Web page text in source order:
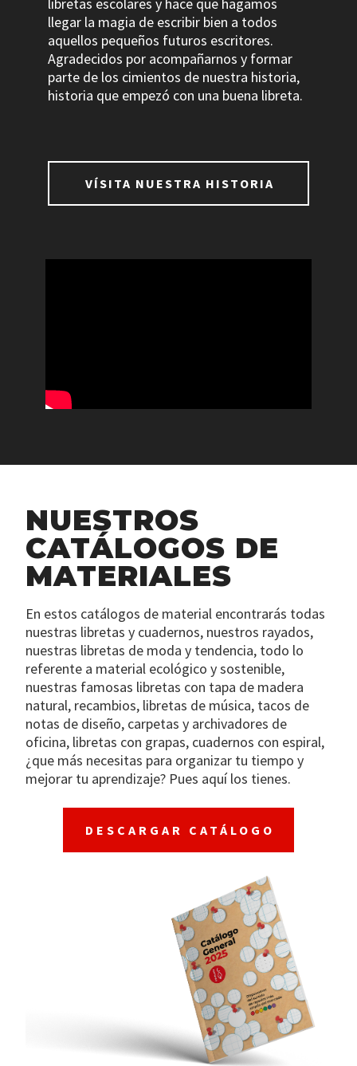
llegar la magia de escribir bien a todos
aquellos pequeños futuros escritores.
Agradecidos por acompañarnos y formar
parte de los cimientos de nuestra historia,
historia que empezó con una buena libreta.
VÍSITA NUESTRA HISTORIA
NUESTROS
CATÁLOGOS DE
MATERIALES
En estos catálogos de material encontrarás todas
nuestras libretas y cuadernos, nuestros rayados,
nuestras libretas de moda y tendencia, todo lo
referente a material ecológico y sostenible,
nuestras famosas libretas con tapa de madera
natural, recambios, libretas de música, tacos de
notas de diseño, carpetas y archivadores de
oficina, libretas con grapas, cuadernos con espiral,
¿que más necesitas para organizar tu tiempo y
mejorar tu aprendizaje? Pues aquí los tienes.
DESCARGAR CATÁLOGO